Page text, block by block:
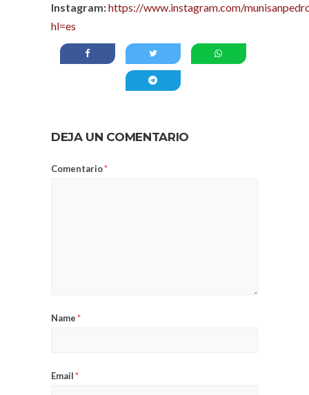
Instagram:https://www.instagram.com/
hl=es
DEJA UN COMENTARIO
Comentario*
Name*
Email*